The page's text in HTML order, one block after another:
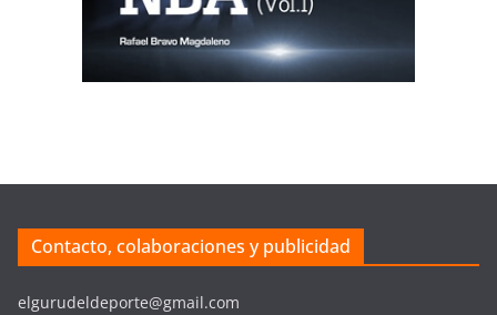
Contacto, colaboraciones y publicidad
elgurudeldeporte@gmail.com